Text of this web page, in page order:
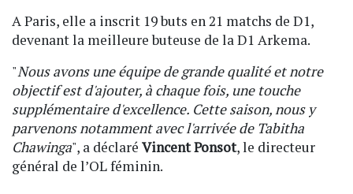
A Paris, elle a inscrit 19 buts en 21 matchs de D1,
devenant la meilleure buteuse de la D1 Arkema.
"Nous avons une équipe de grande qualité et notre
objectif est d'ajouter, à chaque fois, une touche
supplémentaire d'excellence. Cette saison, nous y
parvenons notamment avec l'arrivée de Tabitha
Chawinga", a déclaré Vincent Ponsot, le directeur
général de l’OL féminin.